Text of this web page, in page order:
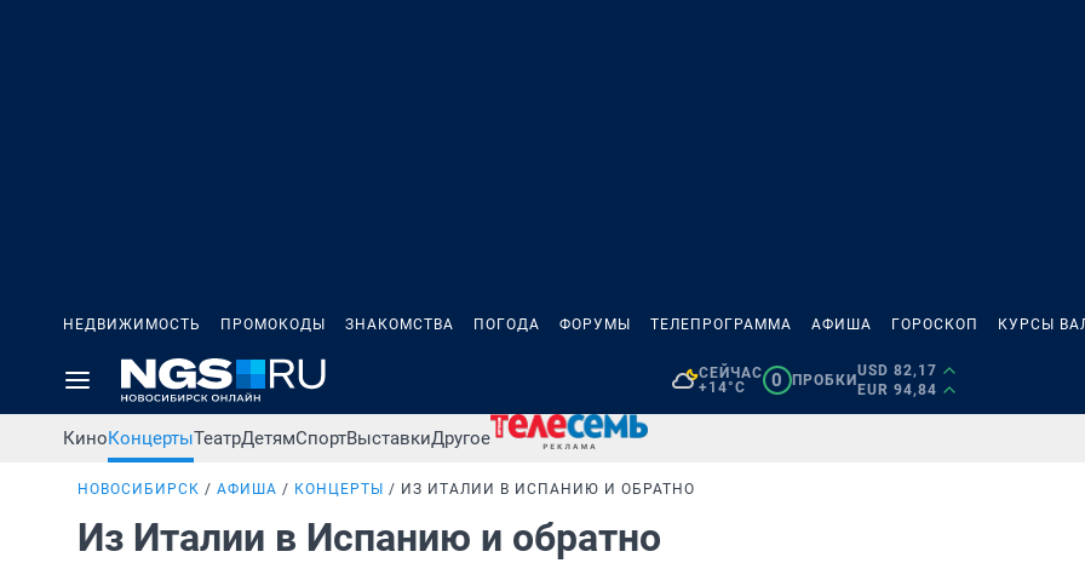
НЕДВИЖИМОСТЬ ПРОМОКОДЫ ЗНАКОМСТВА ПОГОДА ФОРУМЫ ТЕЛЕПРОГРАММА АФИША ГОРОСКОП КУРСЫ
СЕЙЧАС
+14°C
0 ПРОБКИ
USD 82,17
EUR 94,84
КиноКонцертыТеатрДетямСпортВыставкиДругое
НОВОСИБИРСК АФИША КОНЦЕРТЫ ИЗ ИТАЛИИ В ИСПАНИЮ И ОБРАТНО
Из Италии в Испанию и обратно